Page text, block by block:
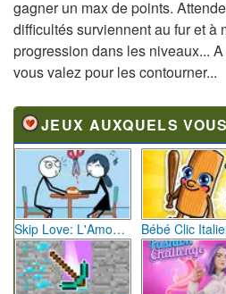
gagner un max de points.
difficultés surviennent au fur et à
progression dans les niveaux...
vous valez pour les contourner...
JEUX AUXQUELS VOUS
Skip Love: L'Amour en Péril